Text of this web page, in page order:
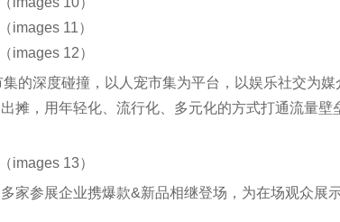
的深度碰撞，以人宠市集为平台，以娱乐社交为
摊，用年轻化、流行化、多元化的方式打通流量壁
家参展企业携爆款&新品相继登场，为在场观众展